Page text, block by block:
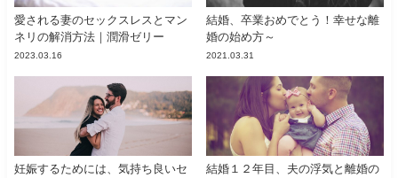
愛される妻のセックスレスとマン
ネリの解消方法｜潤滑ゼリー
2023.03.16
結婚、卒業おめでとう！幸せな離
婚の始め方～
2021.03.31
妊娠するためには、気持ち良いセ
結婚１２年目、夫の浮気と離婚の